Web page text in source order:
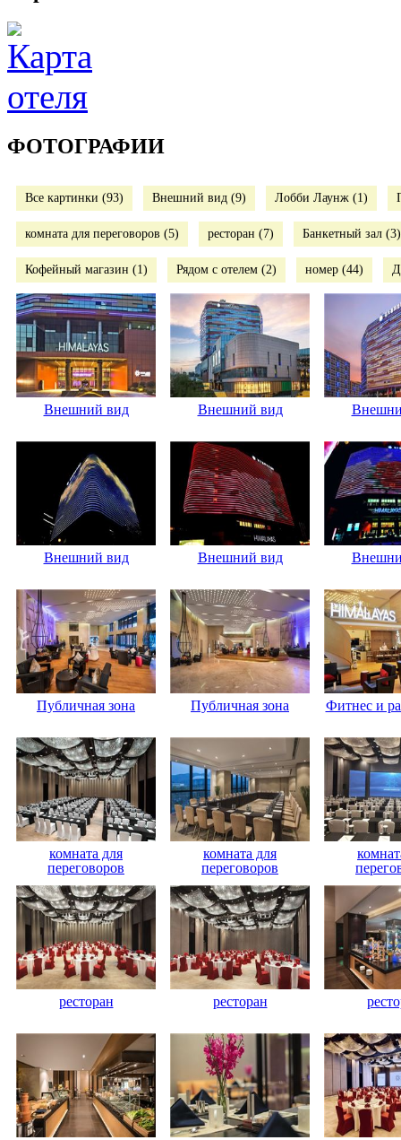
ФОТОГРАФИИ
Все картинки (93) Внешний вид (9) Лобби Лаунж (1)
комната для переговоров (5) ресторан (7) Банкетный зал (3)
Кофейный магазин (1) Рядом с отелем (2) номер (44)
Внешний вид Внешний вид
Внешний вид Внешний вид
Публичная зона Публичная зона Фитнес и
комната для
переговоров
комната для
переговоров
ресторан ресторан